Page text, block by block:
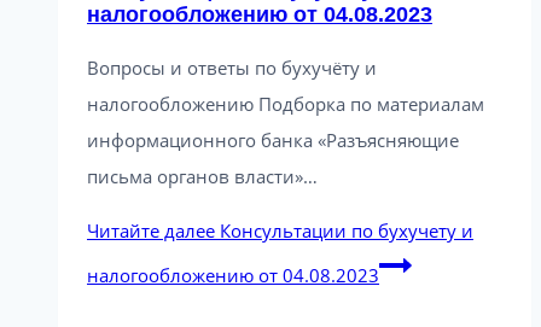
налогообложению от 04.08.2023
Вопросы и ответы по бухучёту и
налогообложению Подборка по материалам
информационного банка «Разъясняющие
письма органов власти»…
Читайте далее Консультации по бухучету и
налогообложению от 04.08.2023